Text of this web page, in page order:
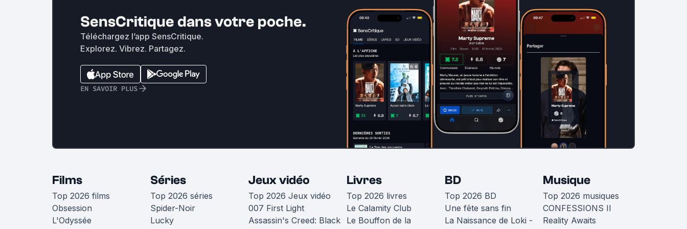
SensCritique dans votre poche.
Téléchargez l’app SensCritique.
Explorez. Vibrez. Partagez.
EN SAVOIR PLUS
Films
Top 2026 films
Obsession
L'Odyssée
Séries
Top 2026 séries
Spider-Noir
Lucky
Jeux vidéo
Top 2026 Jeux vidéo
007 First Light
Assassin's Creed: Black
Livres
Top 2026 livres
Le Calamity Club
Le Bouffon de la
BD
Top 2026 BD
Une fête sans fin
La Naissance de Loki -
Musique
Top 2026 musiques
CONFESSIONS II
Reality Awaits